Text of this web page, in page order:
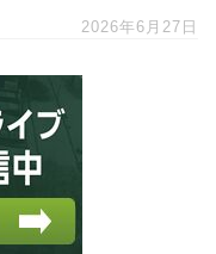
2026年6月27日